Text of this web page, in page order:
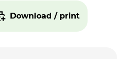
Download / print